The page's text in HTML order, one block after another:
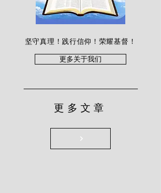
坚守真理！践行信仰！荣耀基督！
更多关于我们
更多文章